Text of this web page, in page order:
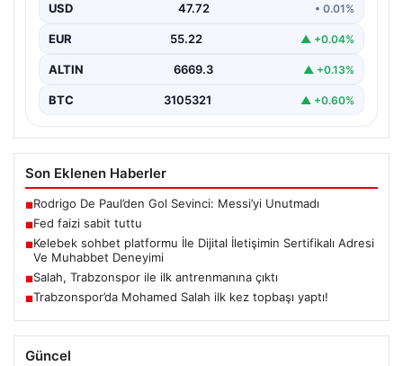
USD 47.72 • 0.01%
EUR 55.22 ▲ +0.04%
ALTIN 6669.3 ▲ +0.13%
BTC 3105321 ▲ +0.60%
Son Eklenen Haberler
■Rodrigo De Paul’den Gol Sevinci: Messi’yi Unutmadı
■Fed faizi sabit tuttu
■Kelebek sohbet platformu İle Dijital İletişimin Sertifikalı Adresi
Ve Muhabbet Deneyimi
■Salah, Trabzonspor ile ilk antrenmanına çıktı
■Trabzonspor’da Mohamed Salah ilk kez topbaşı yaptı!
Güncel